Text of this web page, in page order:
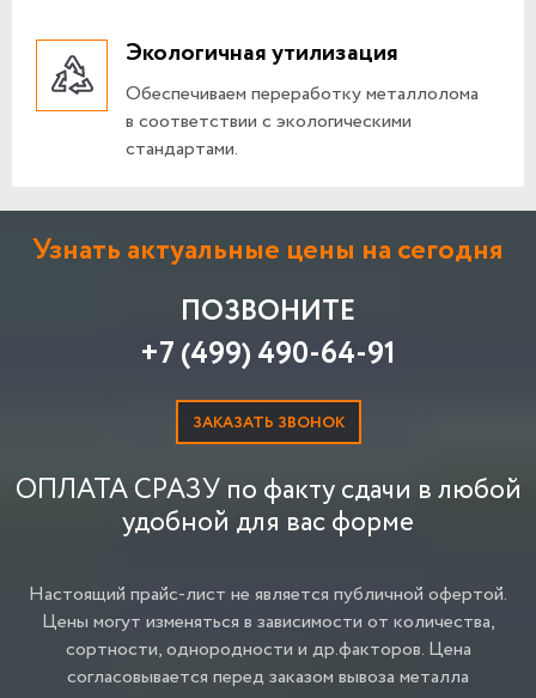
Экологичная утилизация
Обеспечиваем переработку металлолома
в соответствии с экологическими
стандартами.
Узнать актуальные цены на сегодня
ПОЗВОНИТЕ
+7 (499) 490-64-91
ЗАКАЗАТЬ ЗВОНОК
ОПЛАТА СРАЗУ по факту сдачи в любой
удобной для вас форме
Настоящий прайс-лист не является публичной офертой.
Цены могут изменяться в зависимости от количества,
сортности, однородности и др.факторов. Цена
согласовывается перед заказом вывоза металла